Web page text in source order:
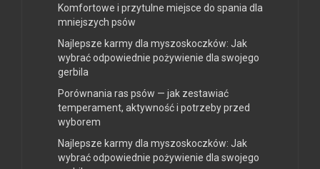
Komfortowe i przytulne miejsce do spania dla
mniejszych psów
Najlepsze karmy dla myszoskoczków: Jak
wybrać odpowiednie pożywienie dla swojego
gerbila
Porównania ras psów — jak zestawiać
temperament, aktywność i potrzeby przed
wyborem
Najlepsze karmy dla myszoskoczków: Jak
wybrać odpowiednie pożywienie dla swojego